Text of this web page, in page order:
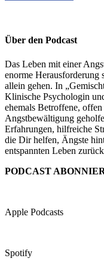
Über den Podcast
Das Leben mit einer
enorme Herausforderung
allein gehen. In
Klinische Psychologin
ehemals Betroffene,
Angstbewältigung
Erfahrungen, hilfreiche
die Dir helfen, Ängste
entspannten Leben
PODCAST
Apple Podcasts
Spotify